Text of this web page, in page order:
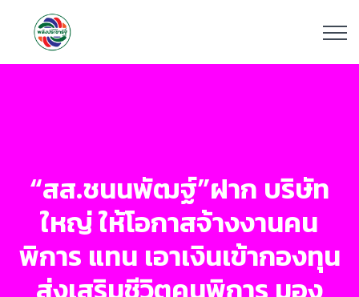
“สส.ชนนพัฒฐ์”ฝาก บริษัท
ใหญ่ ให้โอกาสจ้างงานคน
พิการ แทน เอาเงินเข้ากองทุน